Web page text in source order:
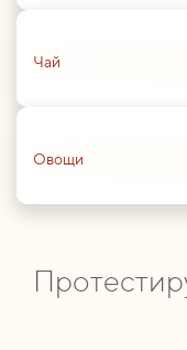
Чай
Овощи